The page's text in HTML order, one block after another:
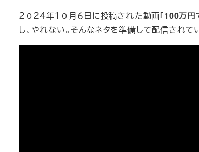
２０２４年１０月６日に投稿された動画「100万
し、やれない。そんなネタを準備して配信されて